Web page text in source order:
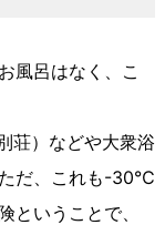
風呂はなく、こ
荘）などや大衆浴
だ、これも-30℃
ということで、